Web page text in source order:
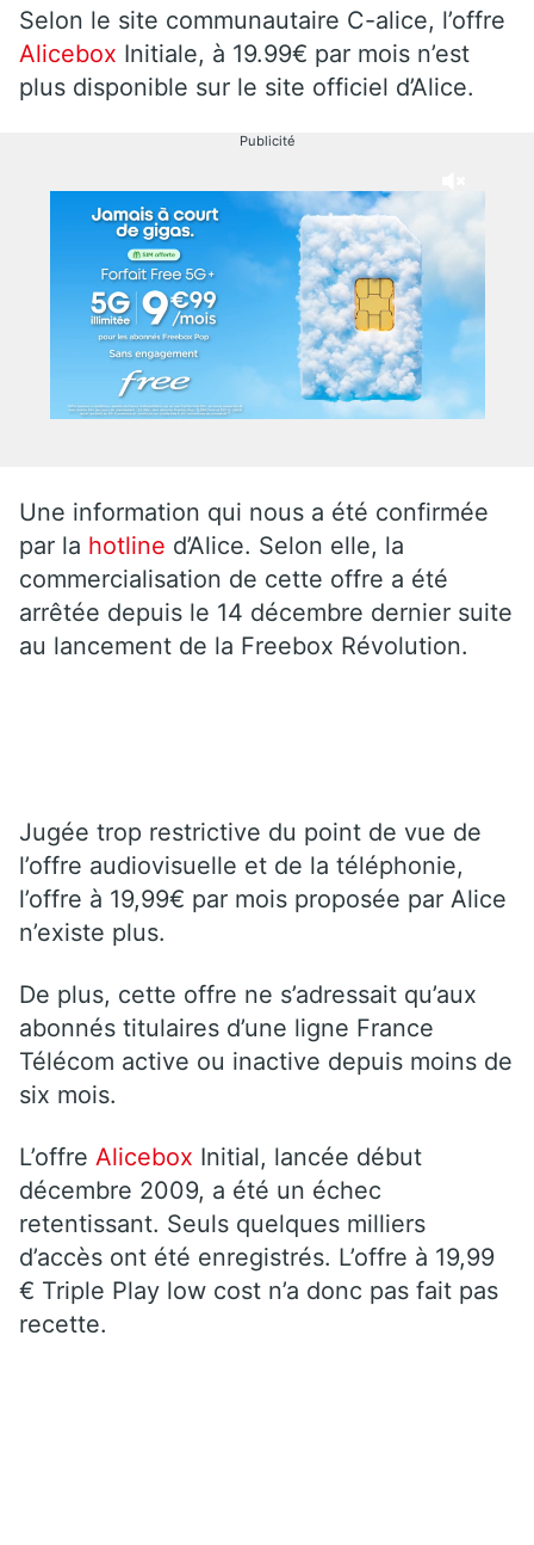
Selon le site communautaire C-alice, l’offre
Alicebox Initiale, à 19.99€ par mois n’est
plus disponible sur le site officiel d’Alice.
Publicité
Une information qui nous a été confirmée
par la hotline d’Alice. Selon elle, la
commercialisation de cette offre a été
arrêtée depuis le 14 décembre dernier suite
au lancement de la Freebox Révolution.
Jugée trop restrictive du point de vue de
l’offre audiovisuelle et de la téléphonie,
l’offre à 19,99€ par mois proposée par Alice
n’existe plus.
De plus, cette offre ne s’adressait qu’aux
abonnés titulaires d’une ligne France
Télécom active ou inactive depuis moins de
six mois.
L’offre Alicebox Initial, lancée début
décembre 2009, a été un échec
retentissant. Seuls quelques milliers
d’accès ont été enregistrés. L’offre à 19,99
€ Triple Play low cost n’a donc pas fait pas
recette.